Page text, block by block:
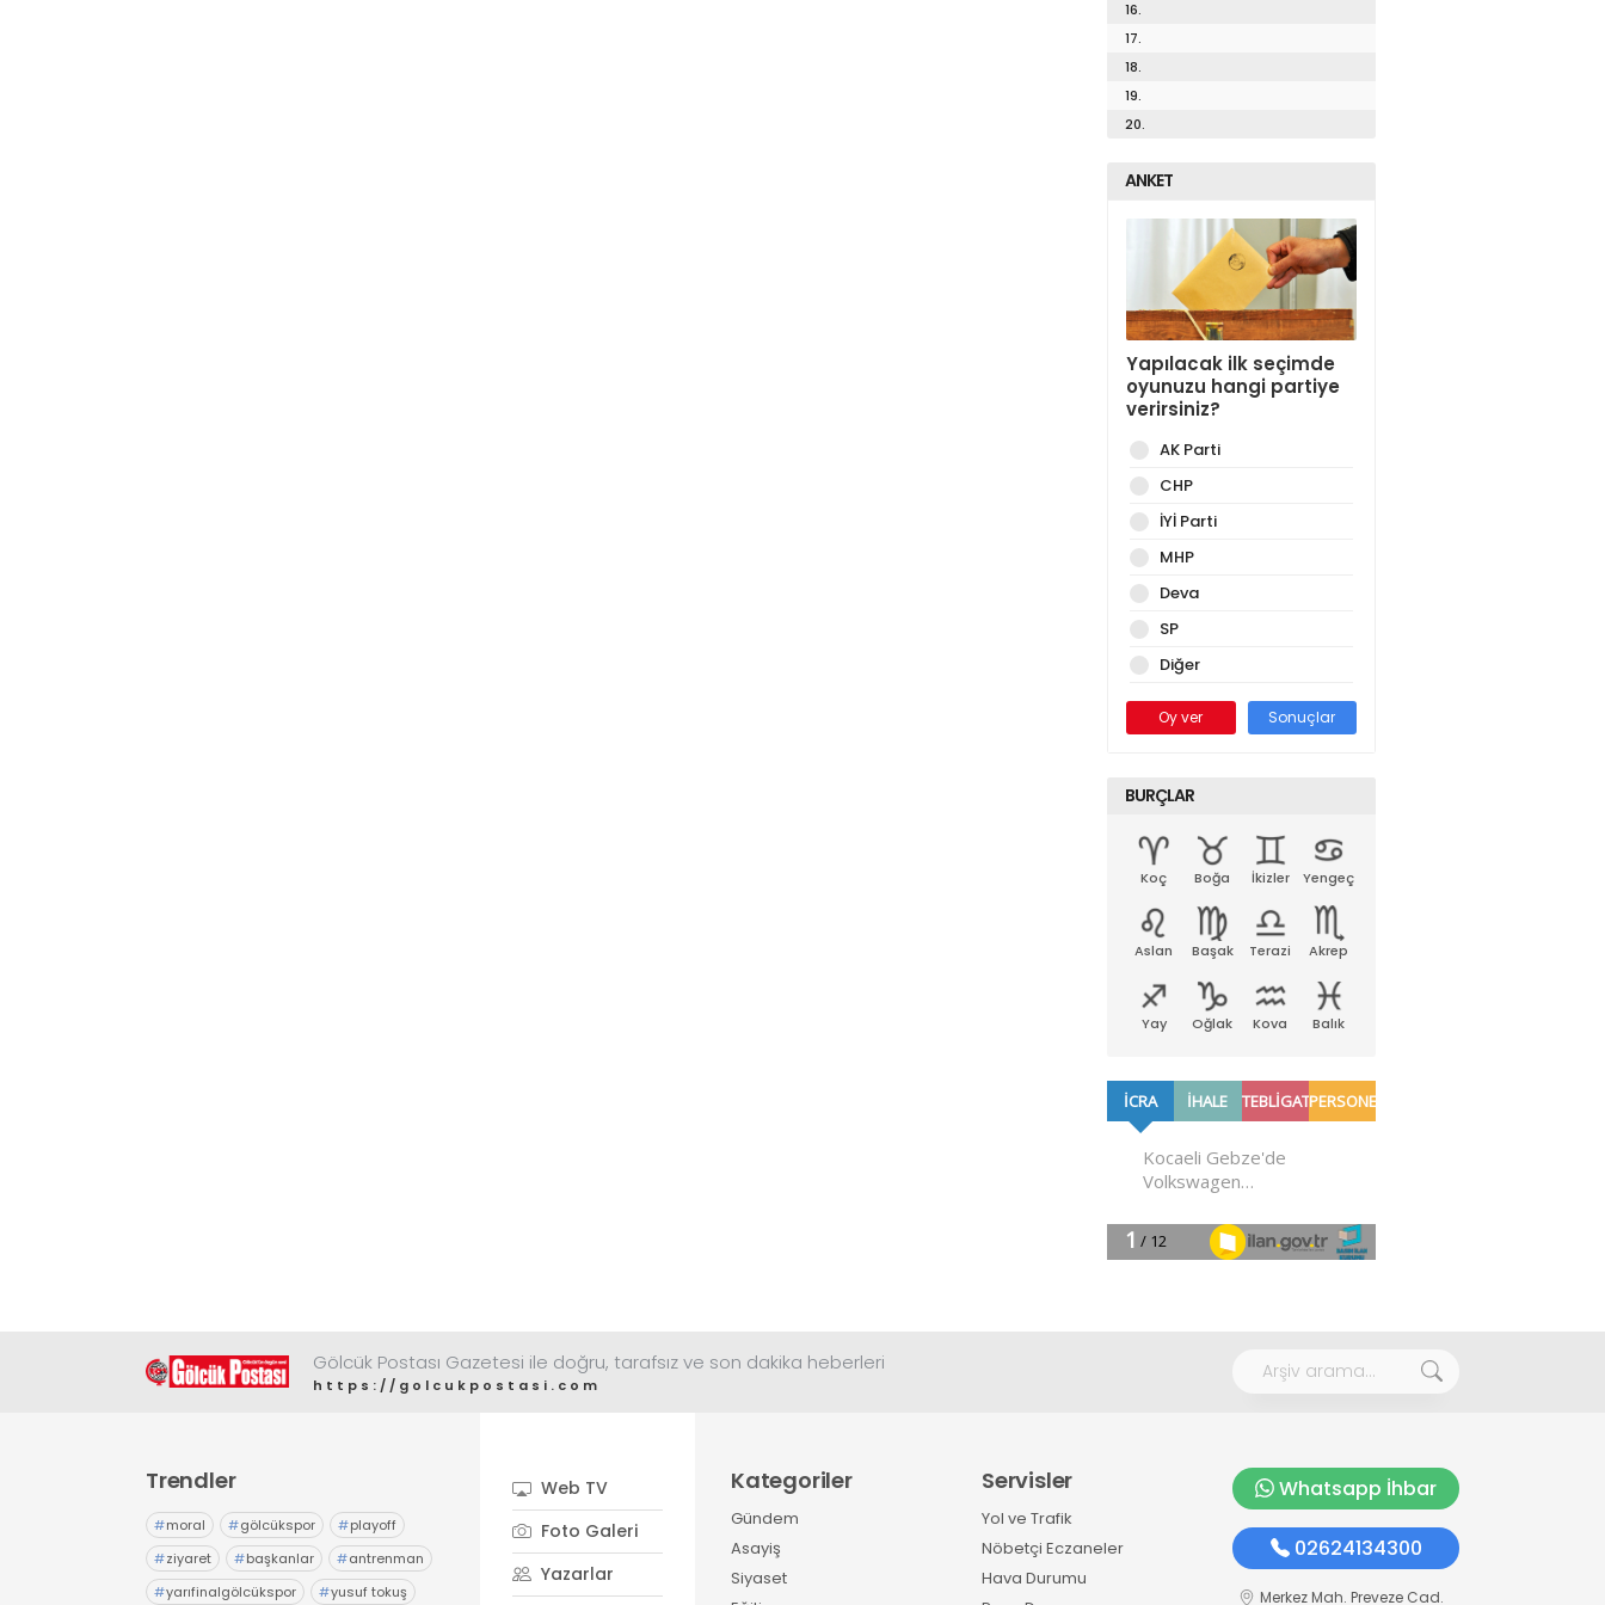
16.
17.
18.
19.
20.
ANKET
Yapılacak ilk seçimde
oyunuzu hangi partiye
verirsiniz?
AK Parti
CHP
İYİ Parti
MHP
Deva
SP
Diğer
Oy ver Sonuçlar
BURÇLAR
Koç Boğa İkizler Yengeç
Aslan Başak Terazi Akrep
Yay Oğlak Kova Balık
Gölcük Postası Gazetesi ile doğru, tarafsız ve son dakika heberleri
https://golcukpostasi.com
Trendler
#moral #gölcükspor #playoff
#ziyaret #başkanlar #antrenman
#yarıfinalgölcükspor #yusuf tokuş
Web TV
Foto Galeri
Yazarlar
Kategoriler
Gündem
Asayiş
Siyaset
Servisler
Yol ve Trafik
Nöbetçi Eczaneler
Hava Durumu
Whatsapp İhbar
02624134300
Merkez Mah. Preveze Cad.